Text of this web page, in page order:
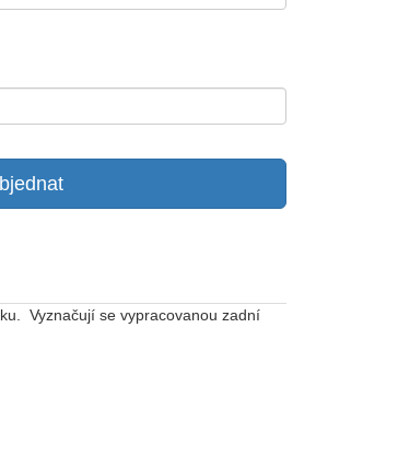
Vyznačují se vypracovanou zadní